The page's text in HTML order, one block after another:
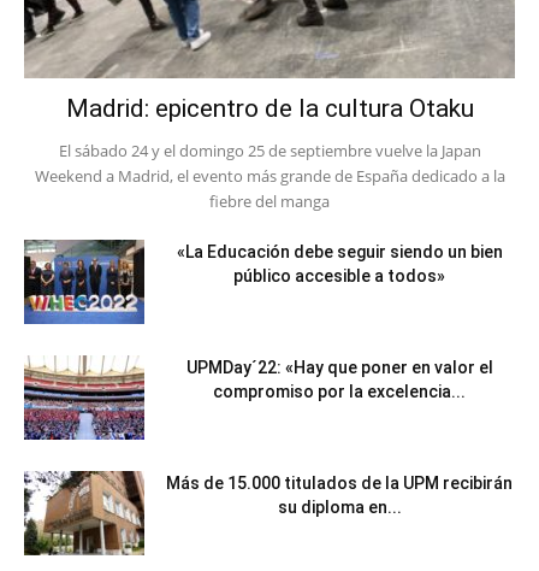
Madrid: epicentro de la cultura Otaku
El sábado 24 y el domingo 25 de septiembre vuelve la Japan
Weekend a Madrid, el evento más grande de España dedicado a la
fiebre del manga
«La Educación debe seguir siendo un bien
público accesible a todos»
UPMDay´22: «Hay que poner en valor el
compromiso por la excelencia...
Más de 15.000 titulados de la UPM recibirán
su diploma en...